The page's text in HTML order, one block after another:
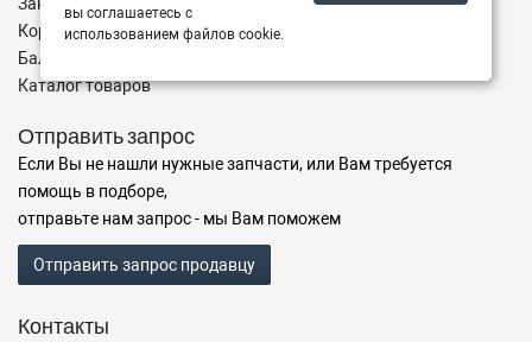
Корзина
Баланс
Каталог товаров
Отправить запрос
Если Вы не нашли нужные запчасти, или Вам требуется
помощь в подборе,
отправьте нам запрос - мы Вам поможем
Отправить запрос продавцу
Контакты
вы соглашаетесь с
использованием файлов cookie.